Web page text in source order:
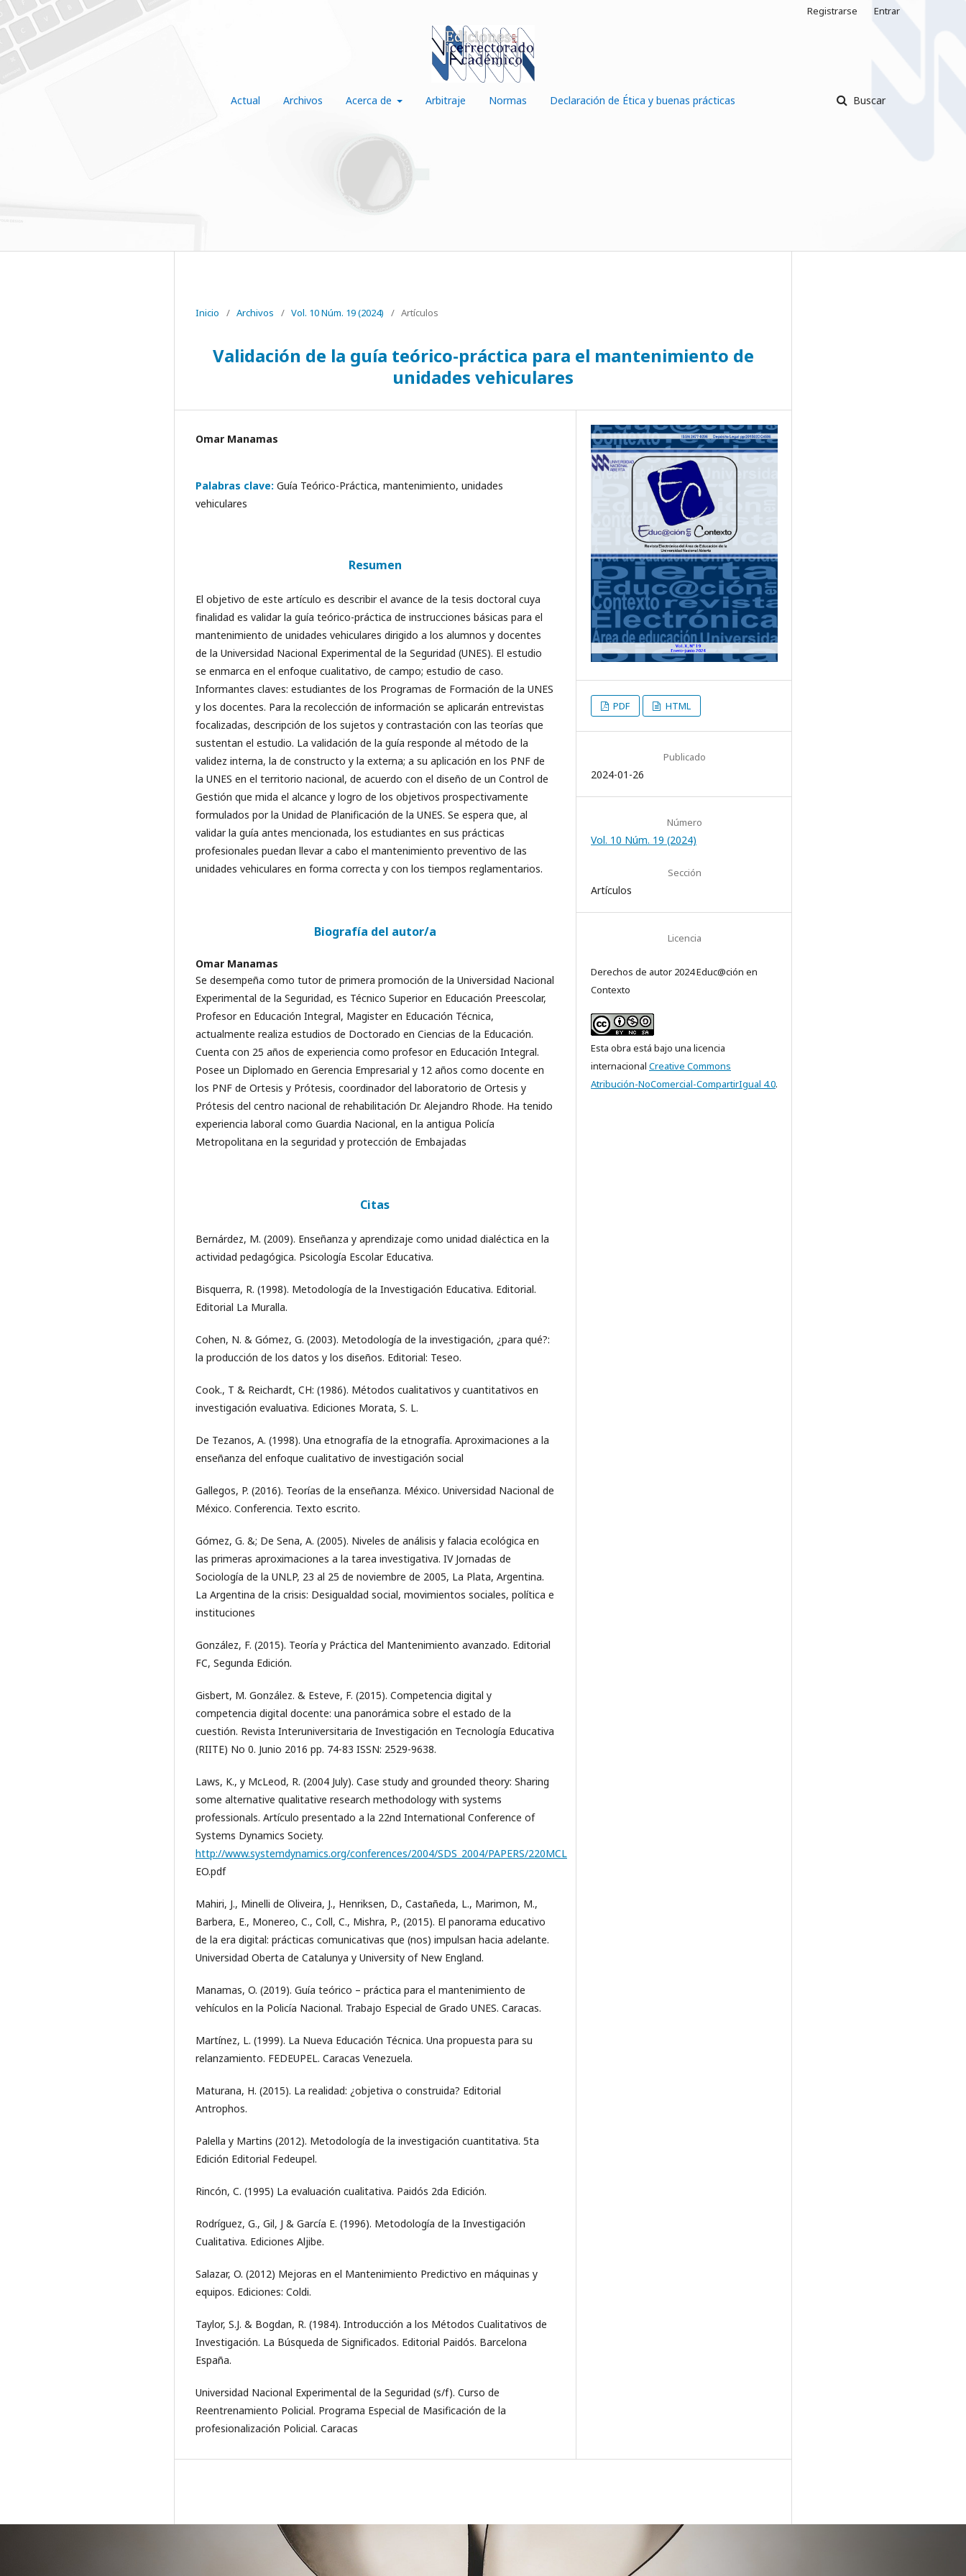
Actual Archivos Acerca de Arbitraje Normas Declaración de Ética y buenas prácticas Buscar
Registrarse Entrar
Inicio / Archivos / Vol. 10 Núm. 19 (2024) / Artículos
Validación de la guía teórico-práctica para el mantenimiento de
unidades vehiculares
Omar Manamas
Palabras clave: Guía Teórico-Práctica, mantenimiento, unidades
vehiculares
Resumen
El objetivo de este artículo es describir el avance de la tesis doctoral cuya
finalidad es validar la guía teórico-práctica de instrucciones básicas para el
mantenimiento de unidades vehiculares dirigido a los alumnos y docentes
de la Universidad Nacional Experimental de la Seguridad (UNES). El estudio
se enmarca en el enfoque cualitativo, de campo; estudio de caso.
Informantes claves: estudiantes de los Programas de Formación de la UNES
y los docentes. Para la recolección de información se aplicarán entrevistas
focalizadas, descripción de los sujetos y contrastación con las teorías que
sustentan el estudio. La validación de la guía responde al método de la
validez interna, la de constructo y la externa; a su aplicación en los PNF de
la UNES en el territorio nacional, de acuerdo con el diseño de un Control de
Gestión que mida el alcance y logro de los objetivos prospectivamente
formulados por la Unidad de Planificación de la UNES. Se espera que, al
validar la guía antes mencionada, los estudiantes en sus prácticas
profesionales puedan llevar a cabo el mantenimiento preventivo de las
unidades vehiculares en forma correcta y con los tiempos reglamentarios.
Biografía del autor/a
Omar Manamas
Se desempeña como tutor de primera promoción de la Universidad Nacional
Experimental de la Seguridad, es Técnico Superior en Educación Preescolar,
Profesor en Educación Integral, Magister en Educación Técnica,
actualmente realiza estudios de Doctorado en Ciencias de la Educación.
Cuenta con 25 años de experiencia como profesor en Educación Integral.
Posee un Diplomado en Gerencia Empresarial y 12 años como docente en
los PNF de Ortesis y Prótesis, coordinador del laboratorio de Ortesis y
Prótesis del centro nacional de rehabilitación Dr. Alejandro Rhode. Ha tenido
experiencia laboral como Guardia Nacional, en la antigua Policía
Metropolitana en la seguridad y protección de Embajadas
Citas
Bernárdez, M. (2009). Enseñanza y aprendizaje como unidad dialéctica en la
actividad pedagógica. Psicología Escolar Educativa.
Bisquerra, R. (1998). Metodología de la Investigación Educativa. Editorial.
Editorial La Muralla.
Cohen, N. & Gómez, G. (2003). Metodología de la investigación, ¿para qué?:
la producción de los datos y los diseños. Editorial: Teseo.
Cook., T & Reichardt, CH: (1986). Métodos cualitativos y cuantitativos en
investigación evaluativa. Ediciones Morata, S. L.
De Tezanos, A. (1998). Una etnografía de la etnografía. Aproximaciones a la
enseñanza del enfoque cualitativo de investigación social
Gallegos, P. (2016). Teorías de la enseñanza. México. Universidad Nacional de
México. Conferencia. Texto escrito.
Gómez, G. &; De Sena, A. (2005). Niveles de análisis y falacia ecológica en
las primeras aproximaciones a la tarea investigativa. IV Jornadas de
Sociología de la UNLP, 23 al 25 de noviembre de 2005, La Plata, Argentina.
La Argentina de la crisis: Desigualdad social, movimientos sociales, política e
instituciones
González, F. (2015). Teoría y Práctica del Mantenimiento avanzado. Editorial
FC, Segunda Edición.
Gisbert, M. González. & Esteve, F. (‎2015). Competencia digital y
competencia digital docente: una panorámica sobre el estado de la
cuestión. Revista Interuniversitaria de Investigación en Tecnología Educativa
(RIITE) No 0. Junio 2016 pp. 74-83 ISSN: 2529-9638.
Laws, K., y McLeod, R. (2004 July). Case study and grounded theory: Sharing
some alternative qualitative research methodology with systems
professionals. Artículo presentado a la 22nd International Conference of
Systems Dynamics Society.
http://www.systemdynamics.org/conferences/2004/SDS_2004/PAPERS/220MCL
EO.pdf
Mahiri, J., Minelli de Oliveira, J., Henriksen, D., Castañeda, L., Marimon, M.,
Barbera, E., Monereo, C., Coll, C., Mishra, P., (2015). El panorama educativo
de la era digital: prácticas comunicativas que (nos) impulsan hacia adelante.
Universidad Oberta de Catalunya y University of New England.
Manamas, O. (2019). Guía teórico – práctica para el mantenimiento de
vehículos en la Policía Nacional. Trabajo Especial de Grado UNES. Caracas.
Martínez, L. (1999). La Nueva Educación Técnica. Una propuesta para su
relanzamiento. FEDEUPEL. Caracas Venezuela.
Maturana, H. (2015). La realidad: ¿objetiva o construida? Editorial
Antrophos.
Palella y Martins (2012). Metodología de la investigación cuantitativa. 5ta
Edición Editorial Fedeupel.
Rincón, C. (1995) La evaluación cualitativa. Paidós 2da Edición.
Rodríguez, G., Gil, J & García E. (1996). Metodología de la Investigación
Cualitativa. Ediciones Aljibe.
Salazar, O. (2012) Mejoras en el Mantenimiento Predictivo en máquinas y
equipos. Ediciones: Coldi.
Taylor, S.J. & Bogdan, R. (1984). Introducción a los Métodos Cualitativos de
Investigación. La Búsqueda de Significados. Editorial Paidós. Barcelona
España.
Universidad Nacional Experimental de la Seguridad (s/f). Curso de
Reentrenamiento Policial. Programa Especial de Masificación de la
profesionalización Policial. Caracas
PDF HTML
Publicado
2024-01-26
Número
Vol. 10 Núm. 19 (2024)
Sección
Artículos
Licencia
Derechos de autor 2024 Educ@ción en
Contexto
Esta obra está bajo una licencia
internacional Creative Commons
Atribución-NoComercial-CompartirIgual 4.0.